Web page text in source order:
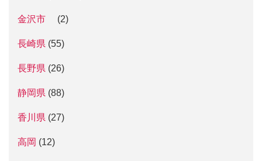
金沢市 (2)
長崎県 (55)
長野県 (26)
静岡県 (88)
香川県 (27)
高岡 (12)